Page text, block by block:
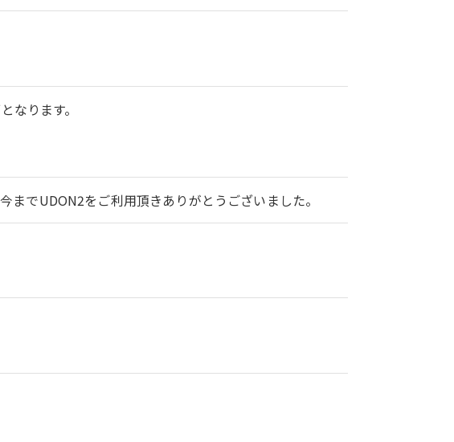
なります。
でUDON2をご利用頂きありがとうございました。